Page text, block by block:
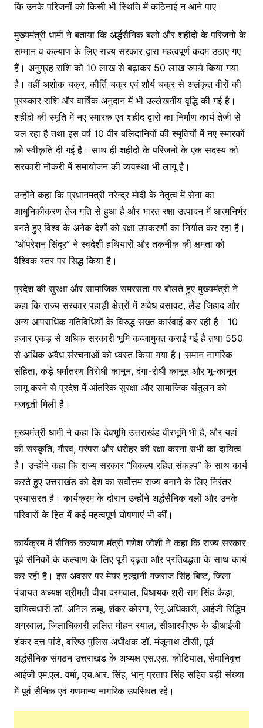
कि उनके परिजनों को किसी भी स्थिति में कठिनाई न आने पाए।
मुख्यमंत्री धामी ने बताया कि अर्द्धसैनिक बलों और शहीदों के परिजनों के
सम्मान व कल्याण के लिए राज्य सरकार द्वारा महत्वपूर्ण कदम उठाए गए
हैं। अनुग्रह राशि को 10 लाख से बढ़ाकर 50 लाख रुपये किया गया
है। वहीं अशोक चक्र, कीर्ति चक्र एवं शौर्य चक्र से अलंकृत वीरों की
पुरस्कार राशि और वार्षिक अनुदान में भी उल्लेखनीय वृद्धि की गई है।
शहीदों की स्मृति में नए स्मारक एवं शहीद द्वारों का निर्माण कार्य तेजी से
चल रहा है तथा इस वर्ष 10 वीर बलिदानियों की स्मृतियों में नए स्मारकों
को स्वीकृति दी गई है। साथ ही शहीदों के परिजनों के एक सदस्य को
सरकारी नौकरी में समायोजन की व्यवस्था भी लागू है।
उन्होंने कहा कि प्रधानमंत्री नरेन्द्र मोदी के नेतृत्व में सेना का
आधुनिकीकरण तेज गति से हुआ है और भारत रक्षा उत्पादन में आत्मनिर्भर
बनते हुए विश्व के अनेक देशों को रक्षा उपकरणों का निर्यात कर रहा है।
“ऑपरेशन सिंदूर” ने स्वदेशी हथियारों और तकनीक की क्षमता को
वैश्विक स्तर पर सिद्ध किया है।
प्रदेश की सुरक्षा और सामाजिक समरसता पर बोलते हुए मुख्यमंत्री ने
कहा कि राज्य सरकार पहाड़ी क्षेत्रों में अवैध बसावट, लैंड जिहाद और
अन्य आपराधिक गतिविधियों के विरुद्ध सख्त कार्रवाई कर रही है। 10
हजार एकड़ से अधिक सरकारी भूमि कब्जामुक्त कराई गई है तथा 550
से अधिक अवैध संरचनाओं को ध्वस्त किया गया है। समान नागरिक
संहिता, कड़े धर्मांतरण विरोधी कानून, दंगा-रोधी कानून और भू-कानून
लागू करने से प्रदेश में आंतरिक सुरक्षा और सामाजिक संतुलन को
मजबूती मिली है।
मुख्यमंत्री धामी ने कहा कि देवभूमि उत्तराखंड वीरभूमि भी है, और यहां
की संस्कृति, गौरव, परंपरा और धरोहर की रक्षा करना सभी का दायित्व
है। उन्होंने कहा कि राज्य सरकार “विकल्प रहित संकल्प” के साथ कार्य
करते हुए उत्तराखंड को देश का सर्वोत्तम राज्य बनाने के लिए निरंतर
प्रयासरत है। कार्यक्रम के दौरान उन्होंने अर्द्धसैनिक बलों और उनके
परिवारों के हित में कई महत्वपूर्ण घोषणाएं भी कीं।
कार्यक्रम में सैनिक कल्याण मंत्री गणेश जोशी ने कहा कि राज्य सरकार
पूर्व सैनिकों के कल्याण के लिए पूरी दृढ़ता और प्रतिबद्धता के साथ कार्य
कर रही है। इस अवसर पर मेयर हल्द्वानी गजराज सिंह बिष्ट, जिला
पंचायत अध्यक्ष श्रीमती दीपा दरमवाल, विधायक श्री राम सिंह कैड़ा,
दायित्वधारी डॉ. अनिल डब्बू, शंकर कोरंगा, रेनू अधिकारी, आईजी रिद्धिम
अग्रवाल, जिलाधिकारी ललित मोहन रयाल, सीआरपीएफ के डीआईजी
शंकर दत्त पांडे, वरिष्ठ पुलिस अधीक्षक डॉ. मंजूनाथ टीसी, पूर्व
अर्द्धसैनिक संगठन उत्तराखंड के अध्यक्ष एस.एस. कोटियाल, सेवानिवृत्त
आईजी एम.एल. वर्मा, एच.आर. सिंह, भानु प्रताप सिंह सहित बड़ी संख्या
में पूर्व सैनिक एवं गणमान्य नागरिक उपस्थित रहे।